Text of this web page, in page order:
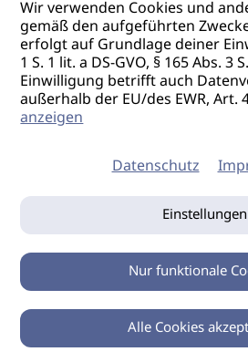
0
Wir verwenden Cookies und
gemäß den aufgeführten
erfolgt auf Grundlage deiner
1 S. 1 lit. a DS-GVO, § 165 Abs. 3
Einwilligung betrifft auch
außerhalb der EU/des EWR, Art.
anzeigen
Datenschutz
Einstellungen
Nur funktionale
Alle Cookies